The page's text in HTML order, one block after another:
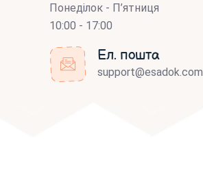
Понеділок - П’ятниця
10:00 - 17:00
Ел. пошта
support@esadok.com